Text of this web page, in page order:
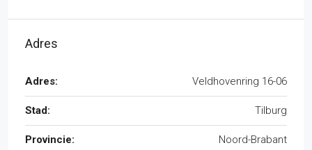
Adres
Adres: Veldhovenring 16-06
Stad: Tilburg
Provincie: Noord-Brabant